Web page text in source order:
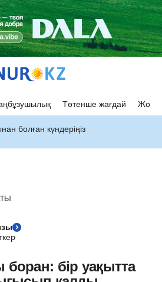
Төтенше жағдай Жол
болған күндеріңіз
боран: бір уақытта